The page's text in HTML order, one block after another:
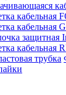
кабельная
кабельная
защитная
кабельная